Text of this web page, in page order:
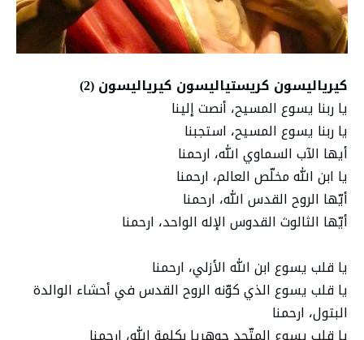
كيرياليسون كريستياليسون كيرياليسون (2)
یا ربنا یسوع المسیح، أنصت إلینا
یا ربنا یسوع المسیح، استجبنا
أیھا الآب السماوي الله، ارحمنا
یا ابن الله مخلّص العالم، ارحمنا
أیّھا الروح القدس الله، ارحمنا
أیّھا الثالوث القدوس الإله الواحد، ارحمنا
یا قلب یسوع ابن الله الأزلي، ارحمنا
یا قلب یسوع الذي كوّنه الروح القدس في أحشاء الوالدة
البتول، ارحمنا